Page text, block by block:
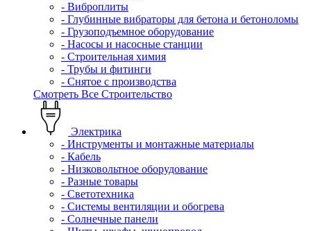
- Виброплиты
- Глубинные вибраторы для бетона и бетоноломы
- Грузоподъемное оборудование
- Насосы и насосные станции
- Строительная химия
- Трубы и фитинги
- Снятое с производства
Смотреть Все Строительство
Электрика
- Инструменты и монтажные материалы
- Кабель
- Низковольтное оборудование
- Разные товары
- Светотехника
- Системы вентиляции и обогрева
- Солнечные панели